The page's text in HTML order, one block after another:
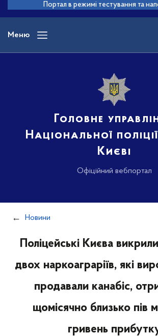
основного
вмісту
Портал в режимі тестування та
Меню
Головне
Національної
Києві
Офіційний вебпортал
Новини
Поліцейські Києва
двох наркоаграріїв, які
продавали канабіс,
щомісячно близько пів
гривень